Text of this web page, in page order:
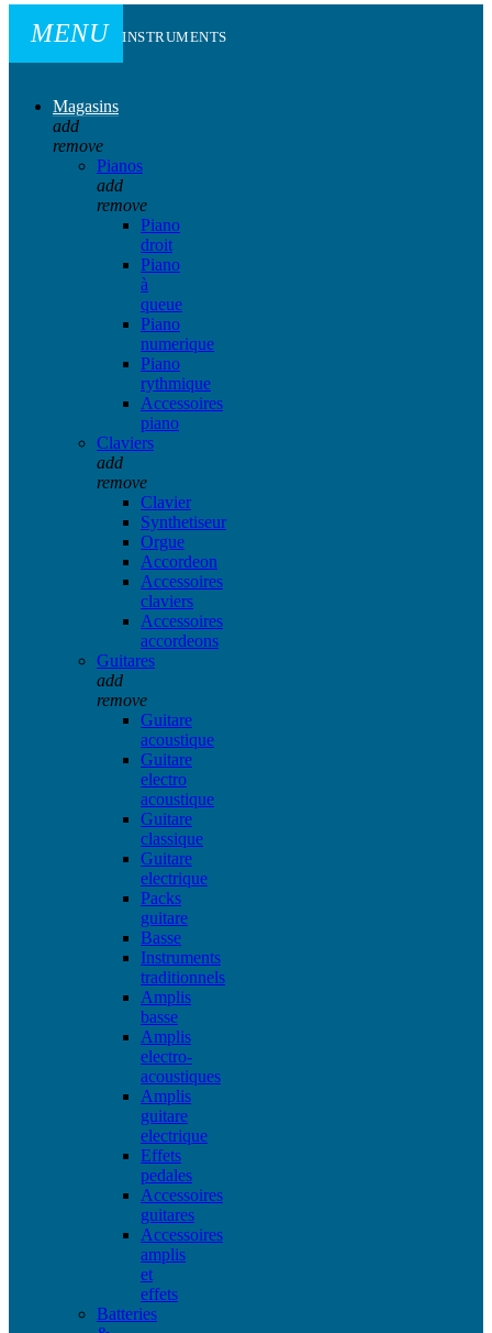
MENU INSTRUMENTS
Magasins
add
remove
Pianos
add
remove
Piano
droit
Piano
à
queue
Piano
numerique
Piano
rythmique
Accessoires
piano
Claviers
add
remove
Clavier
Synthetiseur
Orgue
Accordeon
Accessoires
claviers
Accessoires
accordeons
Guitares
add
remove
Guitare
acoustique
Guitare
electro
acoustique
Guitare
classique
Guitare
electrique
Packs
guitare
Basse
Instruments
traditionnels
Amplis
basse
Amplis
electro-
acoustiques
Amplis
guitare
electrique
Effets
pedales
Accessoires
guitares
Accessoires
amplis
et
effets
Batteries